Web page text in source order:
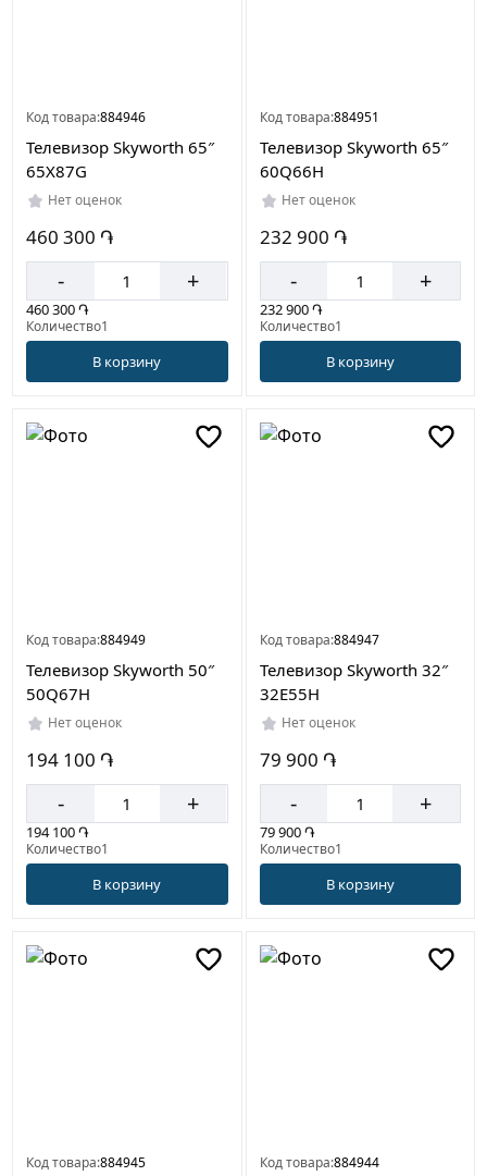
Код товара:884946
Телевизор Skyworth 65″
65X87G
Нет оценок
460 300 ֏
- +
460 300 ֏
Количество1
В корзину
Код товара:884951
Телевизор Skyworth 65″
60Q66H
Нет оценок
232 900 ֏
- +
232 900 ֏
Количество1
В корзину
Код товара:884949
Телевизор Skyworth 50″
50Q67H
Нет оценок
194 100 ֏
- +
194 100 ֏
Количество1
В корзину
Код товара:884947
Телевизор Skyworth 32″
32E55H
Нет оценок
79 900 ֏
- +
79 900 ֏
Количество1
В корзину
Код товара:884945 Код товара:884944